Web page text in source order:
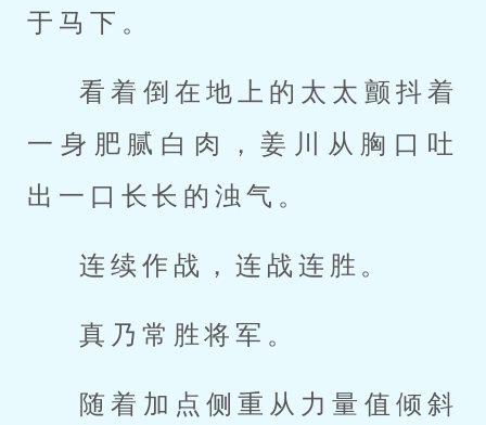
于马下。
看着倒在地上的太太颤抖着
一身肥腻白肉，姜川从胸口吐
出一口长长的浊气。
连续作战，连战连胜。
真乃常胜将军。
随着加点侧重从力量值倾斜